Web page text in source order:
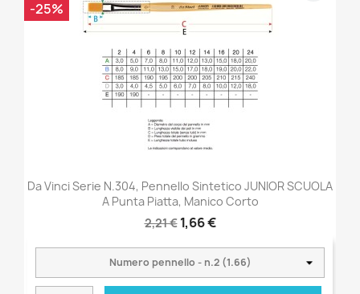
Da Vinci Serie N.304, Pennello Sintetico JUNIOR SCUOLA
A Punta Piatta, Manico Corto
2,21 € 1,66 €
-25%